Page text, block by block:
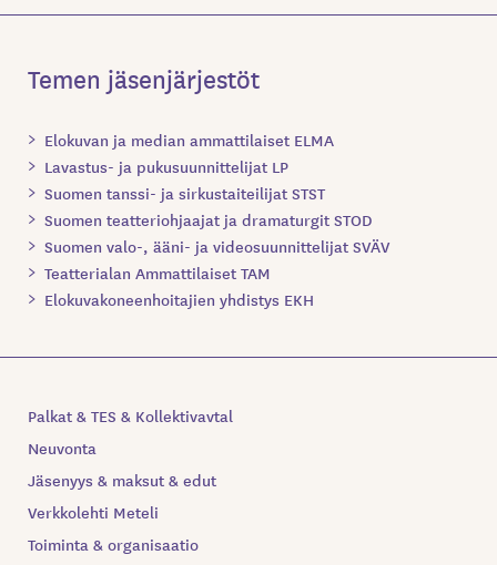
Temen jäsenjärjestöt
Elokuvan ja median ammattilaiset ELMA
Lavastus- ja pukusuunnittelijat LP
Suomen tanssi- ja sirkustaiteilijat STST
Suomen teatteriohjaajat ja dramaturgit STOD
Suomen valo-, ääni- ja videosuunnittelijat SVÄV
Teatterialan Ammattilaiset TAM
Elokuvakoneenhoitajien yhdistys EKH
Palkat & TES & Kollektivavtal
Neuvonta
Jäsenyys & maksut & edut
Verkkolehti Meteli
Toiminta & organisaatio